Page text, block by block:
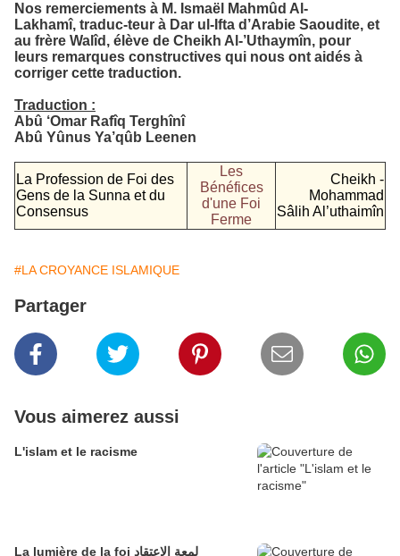
Nos remerciements à M. Ismaël Mahmûd Al-
Lakhamî, traduc-teur à Dar ul-Ifta d’Arabie Saoudite, et
au frère Walîd, élève de Cheikh Al-’Uthaymîn, pour
leurs remarques constructives qui nous ont aidés à
corriger cette traduction.
Traduction :
Abû ‘Omar Rafîq Terghînî
Abû Yûnus Ya’qûb Leenen
La Profession de Foi des
Gens de la Sunna et du
Consensus
Les
Bénéfices
d'une Foi
Ferme
Cheikh -
Mohammad
Sâlih Al’uthaimîn
#LA CROYANCE ISLAMIQUE
Partager
Vous aimerez aussi
L'islam et le racisme
La lumière de la foi لمعة الاعتقاد